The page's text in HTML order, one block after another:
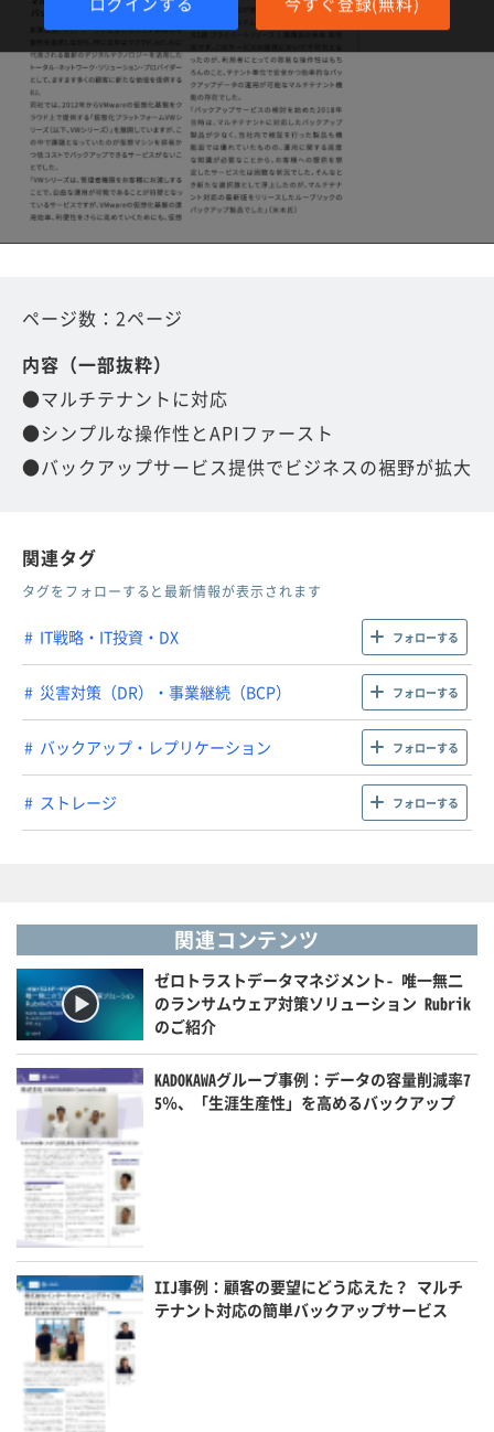
ページ数：2ページ
内容（一部抜粋）
●マルチテナントに対応
●シンプルな操作性とAPIファースト
●バックアップサービス提供でビジネスの裾野が拡大
関連タグ
タグをフォローすると最新情報が表示されます
IT戦略・IT投資・DX フォローする
災害対策（DR）・事業継続（BCP） フォローする
バックアップ・レプリケーション フォローする
ストレージ フォローする
関連コンテンツ
ゼロトラストデータマネジメント- 唯一無二
のランサムウェア対策ソリューション Rubrik
のご紹介
KADOKAWAグループ事例：データの容量削減率7
5％、「生涯生産性」を高めるバックアップ
IIJ事例：顧客の要望にどう応えた？ マルチ
テナント対応の簡単バックアップサービス